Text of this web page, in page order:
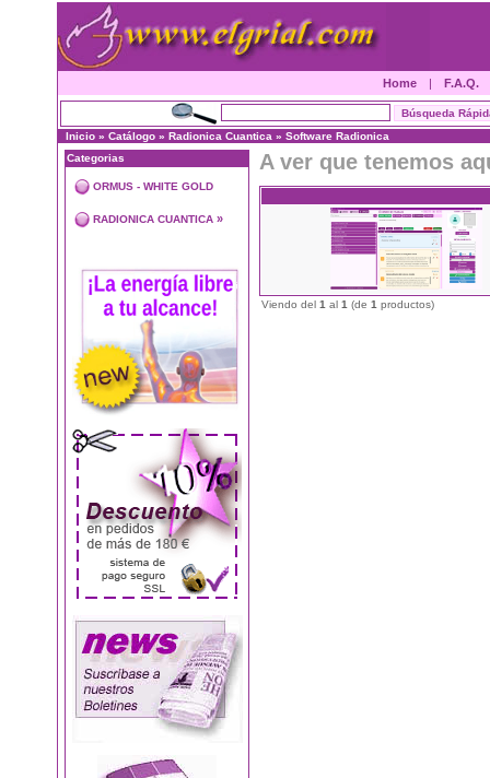
Home | F.A.Q.
Inicio » Catálogo » Radionica Cuantica » Software Radionica
Categorias
ORMUS - WHITE GOLD
RADIONICA CUANTICA »
A ver que tenemos
Viendo del 1 al 1 (de 1 productos)